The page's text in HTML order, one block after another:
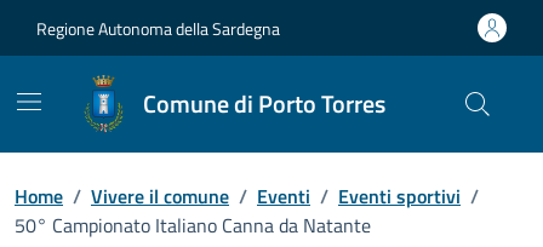
Regione Autonoma della Sardegna
Comune di Porto Torres
Home / Vivere il comune / Eventi / Eventi sportivi /
50° Campionato Italiano Canna da Natante